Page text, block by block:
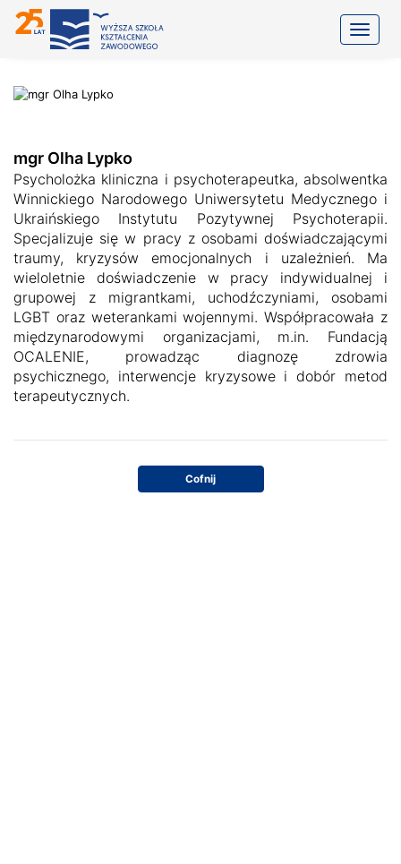
mgr Olha Lypko
Psycholożka kliniczna i psychoterapeutka, absolwentka
Winnickiego Narodowego Uniwersytetu Medycznego i
Ukraińskiego Instytutu Pozytywnej Psychoterapii.
Specjalizuje się w pracy z osobami doświadczającymi
traumy, kryzysów emocjonalnych i uzależnień. Ma
wieloletnie doświadczenie w pracy indywidualnej i
grupowej z migrantkami, uchodźczyniami, osobami
LGBT oraz weterankami wojennymi. Współpracowała z
międzynarodowymi organizacjami, m.in. Fundacją
OCALENIE, prowadząc diagnozę zdrowia
psychicznego, interwencje kryzysowe i dobór metod
terapeutycznych.